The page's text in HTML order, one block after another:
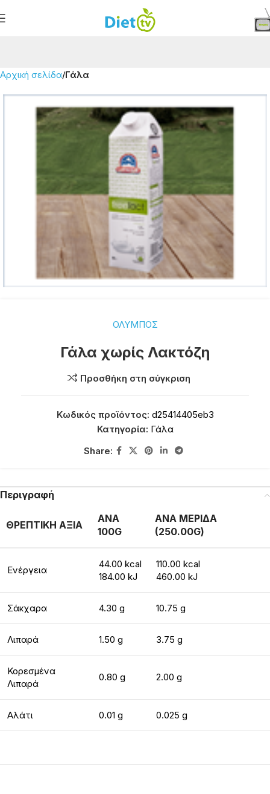
Αρχική σελίδα Γάλα
ΟΛΥΜΠΟΣ
Γάλα χωρίς Λακτόζη
Προσθήκη στη σύγκριση
Κωδικός προϊόντος: d25414405eb3
Κατηγορία: Γάλα
Share:
Περιγραφή
ΘΡΕΠΤΙΚΗ ΑΞΙΑ
ΑΝΑ
100G
ΑΝΑ ΜΕΡΙΔΑ
(250.00G)
Ενέργεια
44.00 kcal
184.00 kJ
110.00 kcal
460.00 kJ
Σάκχαρα 4.30 g 10.75 g
Λιπαρά 1.50 g 3.75 g
Κορεσμένα
Λιπαρά
0.80 g 2.00 g
Αλάτι 0.01 g 0.025 g